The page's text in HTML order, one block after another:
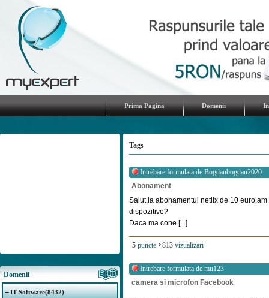
Prima Pagina Domenii
Domenii
IT Software(8432)
Tags
Intrebare formulata de Bogdanbogdan2020
Abonament
Salut,la abonamentul netlix de 10
dispozitive?
Daca ma cone [...]
5 puncte 813 vizualizari
Intrebare formulata de mu123
camera si microfon Facebook